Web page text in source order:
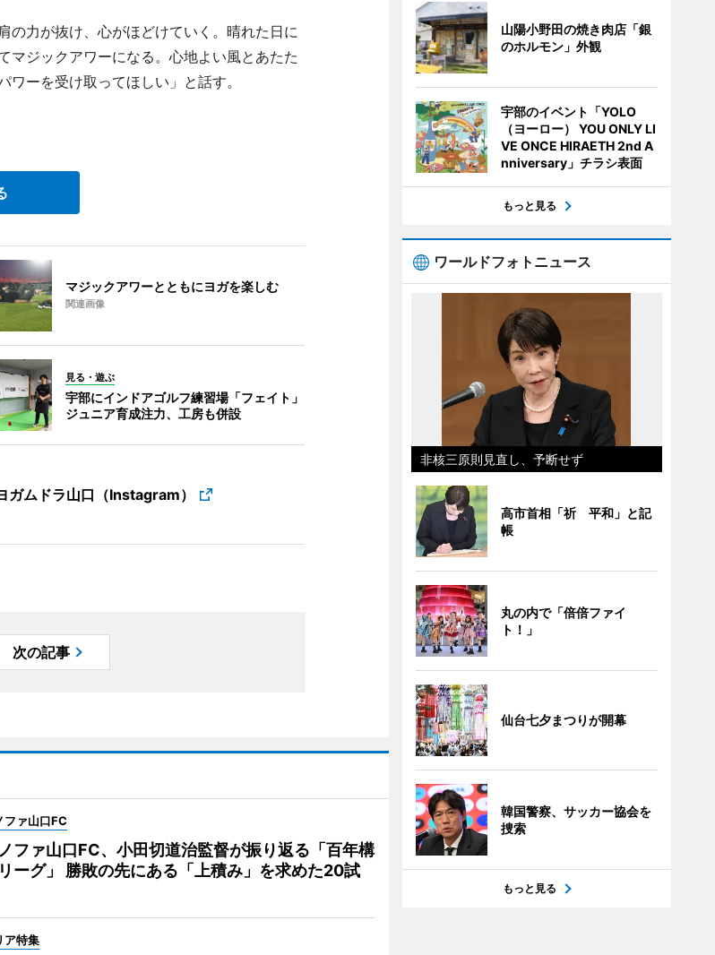
力が抜け、心がほどけていく。晴れた日に
マジックアワーになる。心地よい風とあたた
ーを受け取ってほしい」と話す。
マジックアワーとともにヨガを楽しむ
関連画像
見る・遊ぶ
宇部にインドアゴルフ練習場「フェイト」
ジュニア育成注力、工房も併設
ガムドラ山口（Instagram）
次の記事
ファ山口FC
ファ山口FC、小田切道治監督が振り返る「百年構
ーグ」 勝敗の先にある「上積み」を求めた20試
ア特集
山陽小野田の焼き肉店「銀
のホルモン」外観
宇部のイベント「YOLO
（ヨーロー） YOU ONLY LI
VE ONCE HIRAETH 2nd A
nniversary」チラシ表面
もっと見る
ワールドフォトニュース
非核三原則見直し、予断せず
高市首相「祈 平和」と記
帳
丸の内で「倍倍ファイ
ト！」
仙台七夕まつりが開幕
韓国警察、サッカー協会を
捜索
もっと見る